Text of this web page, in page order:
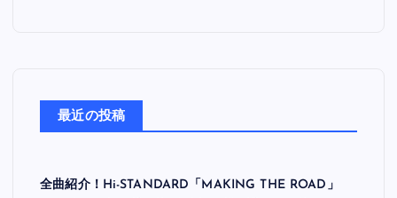
最近の投稿
全曲紹介！Hi-STANDARD「MAKING THE ROAD」